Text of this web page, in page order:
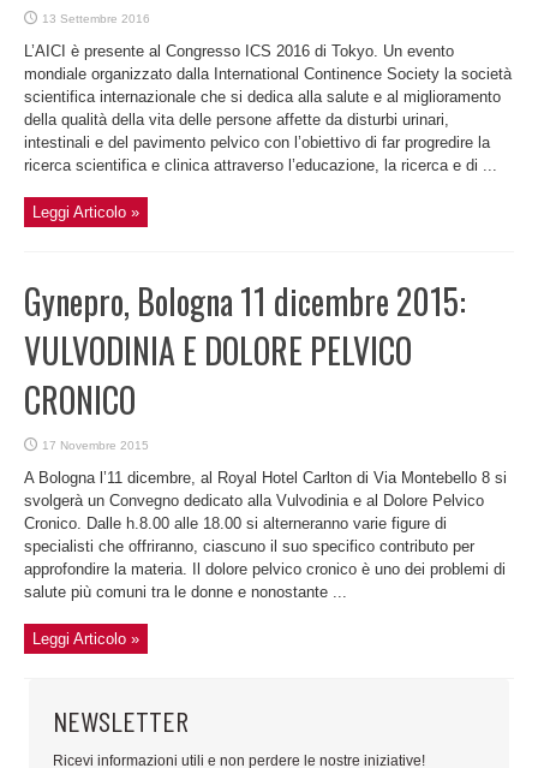
13 Settembre 2016
L’AICI è presente al Congresso ICS 2016 di Tokyo. Un evento
mondiale organizzato dalla International Continence Society la società
scientifica internazionale che si dedica alla salute e al miglioramento
della qualità della vita delle persone affette da disturbi urinari,
intestinali e del pavimento pelvico con l’obiettivo di far progredire la
ricerca scientifica e clinica attraverso l’educazione, la ricerca e di ...
Leggi Articolo »
Gynepro, Bologna 11 dicembre 2015:
VULVODINIA E DOLORE PELVICO
CRONICO
17 Novembre 2015
A Bologna l’11 dicembre, al Royal Hotel Carlton di Via Montebello 8 si
svolgerà un Convegno dedicato alla Vulvodinia e al Dolore Pelvico
Cronico. Dalle h.8.00 alle 18.00 si alterneranno varie figure di
specialisti che offriranno, ciascuno il suo specifico contributo per
approfondire la materia. Il dolore pelvico cronico è uno dei problemi di
salute più comuni tra le donne e nonostante ...
Leggi Articolo »
NEWSLETTER
Ricevi informazioni utili e non perdere le nostre iniziative!